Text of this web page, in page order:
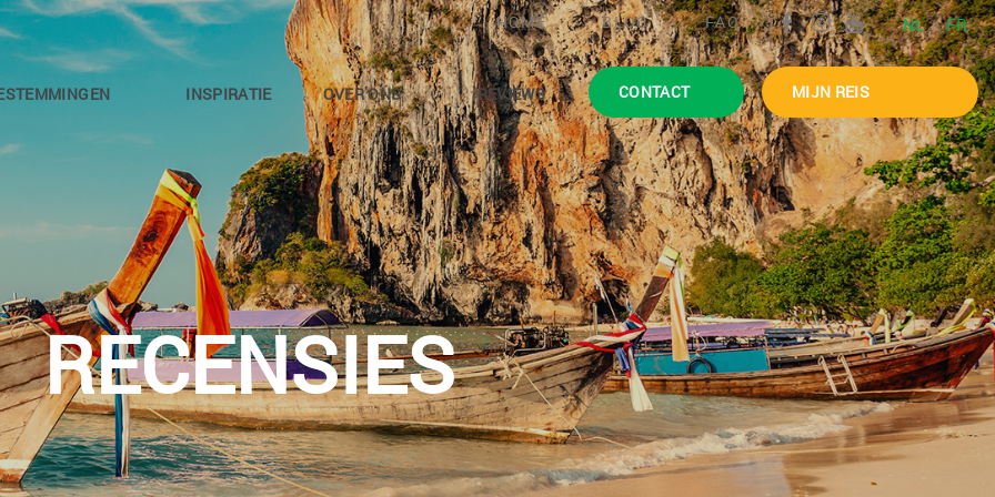
HOME BLOG FAQ NL FR
INSPIRATIE OVER ONS REVIEWS CONTACT MIJN REIS
RECENSIES